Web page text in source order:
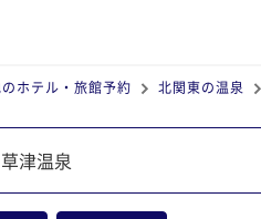
ホテル・旅館予約 北関東の温泉